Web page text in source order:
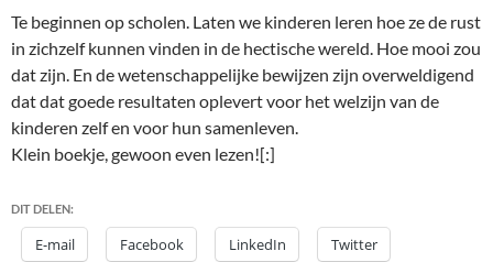
Te beginnen op scholen. Laten we kinderen leren hoe ze de rust
in zichzelf kunnen vinden in de hectische wereld. Hoe mooi zou
dat zijn. En de wetenschappelijke bewijzen zijn overweldigend
dat dat goede resultaten oplevert voor het welzijn van de
kinderen zelf en voor hun samenleven.
Klein boekje, gewoon even lezen![:]
DIT DELEN:
E-mail Facebook LinkedIn Twitter